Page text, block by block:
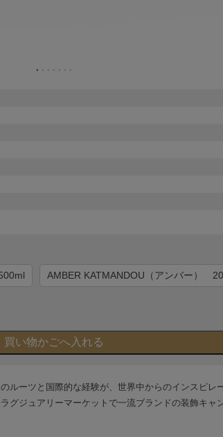
● ● ● ● ● ● ●
AMBER KATMANDOU（アンバー）
ーツと国際的な経験が、世界中からのインスピ
ジュアリーマーケットで一流ブランドの装飾キ